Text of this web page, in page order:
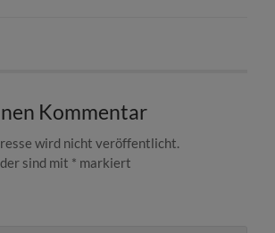
Kommentar
wird nicht veröffentlicht.
sind mit * markiert